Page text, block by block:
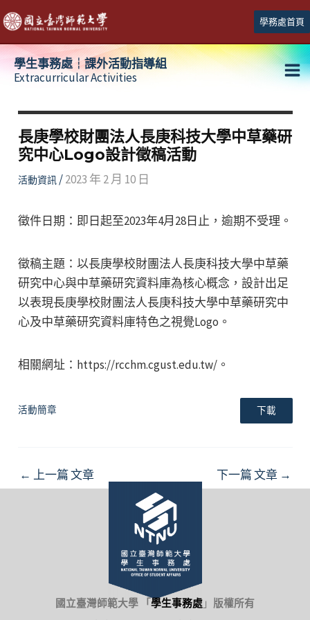
跳
至
主
學務處首頁
學生事務處┆課外活動指導組
Extracurricular Activities
長庚學校財團法人長庚科技大學中草藥研
究中心Logo設計徵稿活動
活動資訊/2023 年 2 月 10 日
徵件日期：即日起至2023年4月28日止，逾期不受理。
徵稿主題：以長庚學校財團法人長庚科技大學中草藥
研究中心與中草藥研究資料庫為核心概念，設計出足
以表現長庚學校財團法人長庚科技大學中草藥研究中
心及中草藥研究資料庫特色之視覺Logo。
相關網址：https://rcchm.cgust.edu.tw/。
活動簡章 下載
Post
navigation
← 上一篇 文章 下一篇 文章 →
國立臺灣師範大學 「 學生事務處 」 版權所有